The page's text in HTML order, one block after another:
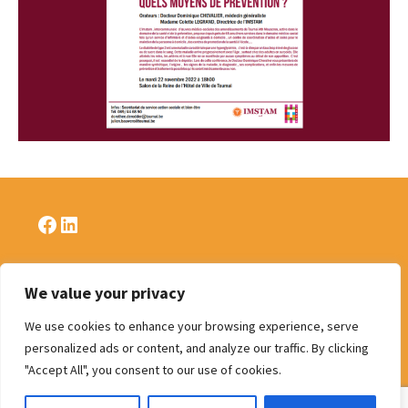
We value your privacy
We use cookies to enhance your browsing experience, serve
personalized ads or content, and analyze our traffic. By clicking
"Accept All", you consent to our use of cookies.
Facebook
LinkedIn